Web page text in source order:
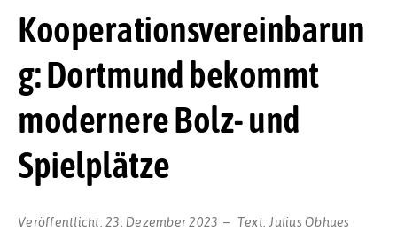
Kooperationsvereinbarun
g: Dortmund bekommt
modernere Bolz- und
Spielplätze
Veröffentlicht:23. Dezember 2023 Text: Julius Obhues